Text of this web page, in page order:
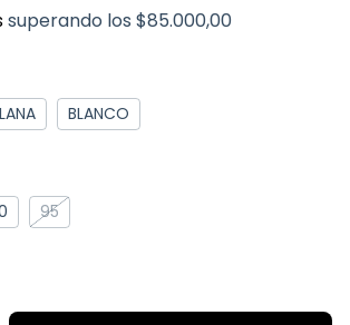
superando los$85.000,00
BLANCO
95